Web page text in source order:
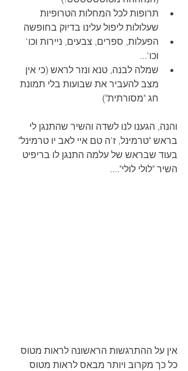
תרופות לכל המחלות הטרופיות
שעלולות ליפול עלינו בדיוק בחופשה
הפעלות, ספרים, צבעים, ניירות וכו'
וכו'...
שמלה לבנה, טנא ונזר לראש (כי אין
מצב להעביר את שבועות בלי תמונת
חג "מסורתית")
והנה, הגענו לנו לשדה והשיר שהתנגן לי
בראש "טרמינל, ז'ה טם איי לאב יו טרמינל"
בעוד שבראש של עלמה התנגן לו בריפיט
השיר "לולי לולי"....
אין על ההתרגשות הראשונה לראות מטוס
כל כך מקרוב ויותר מבאס לראות מטוס